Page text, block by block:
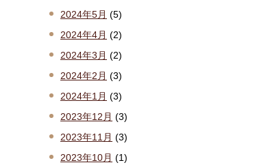
2024年5月 (5)
2024年4月 (2)
2024年3月 (2)
2024年2月 (3)
2024年1月 (3)
2023年12月 (3)
2023年11月 (3)
2023年10月 (1)